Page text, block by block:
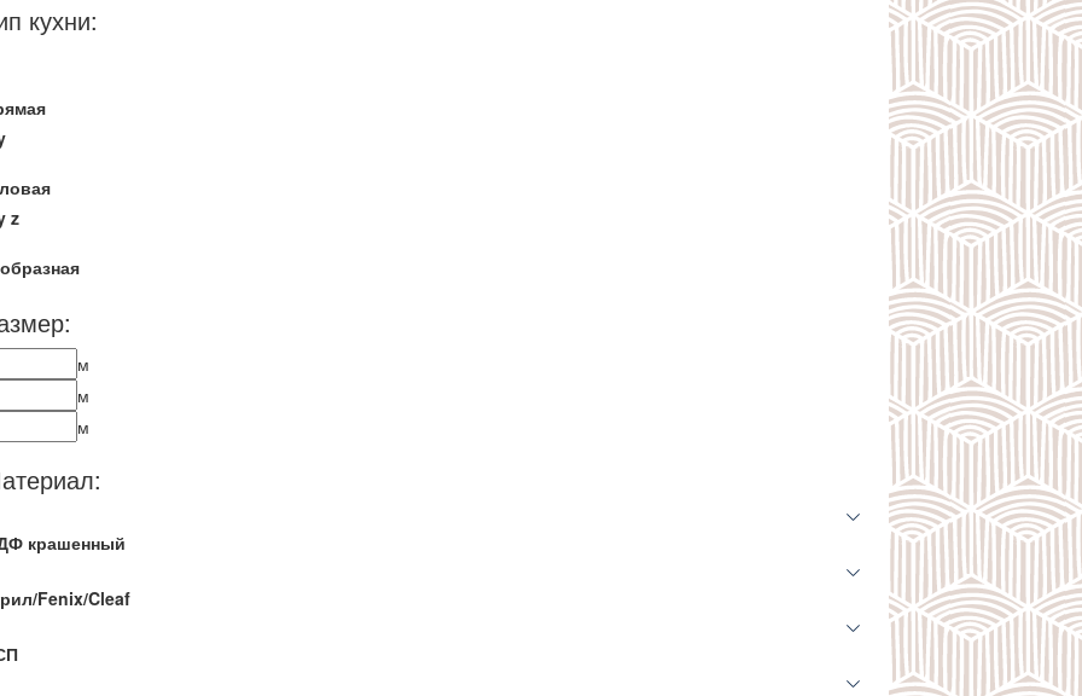
кухни:
z
м
м
м
крашенный
Fenix/Cleaf